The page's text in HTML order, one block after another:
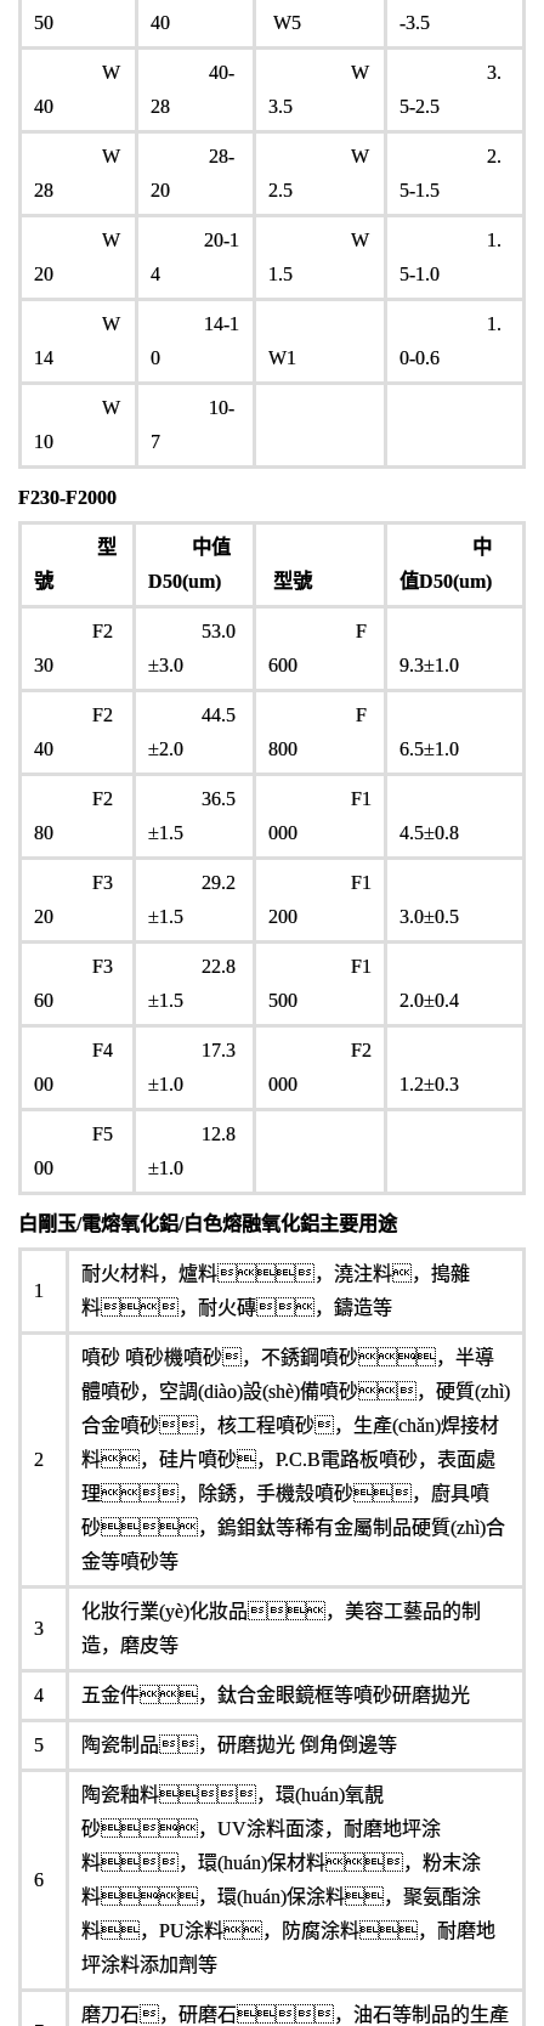
50 40 W5 -3.5
W
40
40-
28
W
3.5
3.
5-2.5
W
28
28-
20
W
2.5
2.
5-1.5
W
20
20-1
4
W
1.5
1.
5-1.0
W
14
14-1
0
W1
1.
0-0.6
W
10
10-
7
F230-F2000
型
號
中值
D50(um)
型號
中
值D50(um)
F2
30
53.0
±3.0
F
600
9.3±1.0
F2
40
44.5
±2.0
F
800
6.5±1.0
F2
80
36.5
±1.5
F1
000
4.5±0.8
F3
20
29.2
±1.5
F1
200
3.0±0.5
F3
60
22.8
±1.5
F1
500
2.0±0.4
F4
00
17.3
±1.0
F2
000
1.2±0.3
F5
00
12.8
±1.0
白剛玉/電熔氧化鋁/白色熔融氧化鋁主要用途
1
耐火材料，爐料，澆注料，搗雜
料，耐火磚，鑄造等
2
噴砂 噴砂機噴砂，不銹鋼噴砂，半導
體噴砂，空調(diào)設(shè)備噴砂，硬質(zhì)
合金噴砂，核工程噴砂，生產(chǎn)焊接材
料，硅片噴砂，P.C.B電路板噴砂，表面處
理，除銹，手機殼噴砂，廚具噴
砂，鎢鉬鈦等稀有金屬制品硬質(zhì)合
金等噴砂等
3
化妝行業(yè)化妝品，美容工藝品的制
造，磨皮等
4 五金件，鈦合金眼鏡框等噴砂研磨拋光
5 陶瓷制品，研磨拋光 倒角倒邊等
6
陶瓷釉料，環(huán)氧靚
砂，UV涂料面漆，耐磨地坪涂
料，環(huán)保材料，粉末涂
料，環(huán)保涂料，聚氨酯涂
料，PU涂料，防腐涂料，耐磨地
坪涂料添加劑等
磨刀石，研磨石，油石等制品的生產